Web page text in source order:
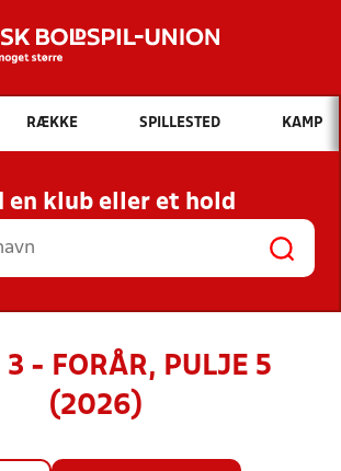
Hvad vil du søge efter?
INDHOLD OG NYHEDER
RESULTATER, KLUBBER OG
HOLD
RÆKKE SPILLESTED KAMP
en klub eller et hold
3 - FORÅR, PULJE 5
(2026)